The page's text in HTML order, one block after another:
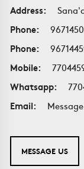
Address:
Phone:
Phone:
Mobile:
Whatsapp:
Email:
MESSAGE US